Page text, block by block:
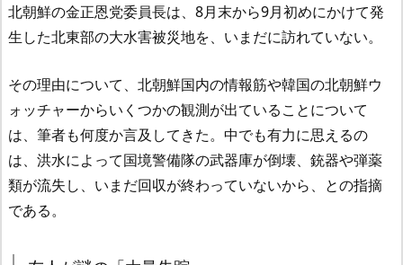
北朝鮮の金正恩党委員長は、8月末から9月初めにかけて発
生した北東部の大水害被災地を、いまだに訪れていない。
その理由について、北朝鮮国内の情報筋や韓国の北朝鮮ウ
ォッチャーからいくつかの観測が出ていることについて
は、筆者も何度か言及してきた。中でも有力に思えるの
は、洪水によって国境警備隊の武器庫が倒壊、銃器や弾薬
類が流失し、いまだ回収が終わっていないから、との指摘
である。